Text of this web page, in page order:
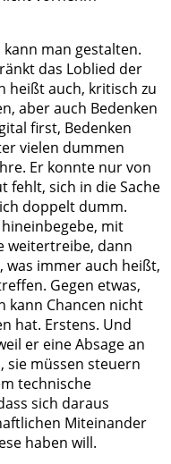
man gestalten.
das Loblied der
heißt auch, kritisch zu
aber auch Bedenken
first, Bedenken
vielen dummen
Er konnte nur von
fehlt, sich in die Sache
doppelt dumm.
mit
weitertreibe, dann
was immer auch heißt,
Gegen etwas,
kann Chancen nicht
hat. Erstens. Und
er eine Absage an
sie müssen steuern
technische
sich daraus
Miteinander
haben will.